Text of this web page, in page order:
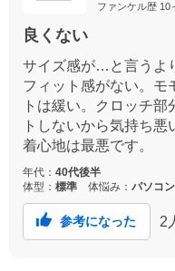
ファンケル歴 10
良くない
サイズ感が…と言うよ
フィット感がない。モ
トは緩い。クロッチ
トしないから気持ち悪
着心地は最悪です。
年代： 40代後半
体型： 標準 体悩み： パソコ
参考になった 2